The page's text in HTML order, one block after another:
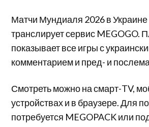
Матчи Мундиаля 2026 в
транслирует сервис MEGOGO.
показывает все игры с
комментарием и пред- и
Смотреть можно на смарт-TV,
устройствах и в браузере. Для
потребуется MEGOPACK или